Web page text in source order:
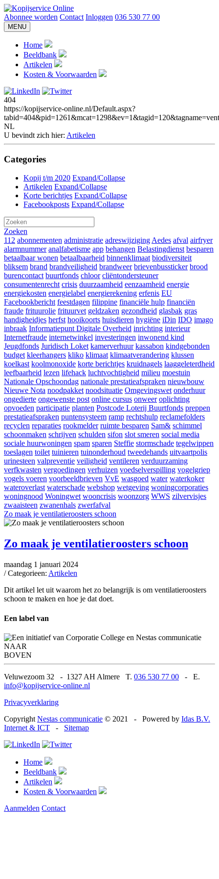
Abonnee worden Contact Inloggen 036 530 77 00
MENU
Home
Beeldbank
Artikelen
Kosten & Voorwaarden
404
https://kopijservice-online.nl/Default.aspx?
NL
U bevindt zich hier: Artikelen
Categories
Kopij t/m 2020 Expand/Collapse
Artikelen Expand/Collapse
Korte berichtjes Expand/Collapse
Facebookposts Expand/Collapse
Zoeken
112 abonnementen administratie adreswijzigingAedes afval airfryer
alarmnummer analfabetisme app behangen Belastingdienst besparen
betaalbaar wonen betaalbaarheid binnenklimaat biodiversiteit
bliksem brand brandveiligheid brandweer brievenbussticker brood
burencontact buurtfonds chloor cliëntondersteuner
consumentenrecht crisis duurzaamheid eenzaamheid energie
energiekosten energielabel energierekening erfenis EU
Facebookbericht feestdagen filippine financiële hulp financiën
fraude frituurolie frituurvet geldzaken gezondheid glasbak gras
handigheidjes herfst hooikoorts huisdieren hygiëne iDin IDO imago
inbraak Informatiepunt Digitale Overheid inrichting interieur
Internetfraude internetwinkel investeringen inwonend kind
Jeugdfonds Juridisch Loket kamerverhuur kassabon kindgebonden
budget kleerhangers kliko klimaat klimaatverandering klussen
koelkast koolmonoxide korte berichtjes kruidnagels laaggeleterdheid
leefbaarheid lezen lifehack luchtvochtigheid milieu moestuin
Nationale Opschoondag nationale prestatieafspraken nieuwbouw
Nieuwe Nota noodpakket noodsituatie Omgevingswet onderhuur
ongedierte ongewenste post online cursus onweer oplichting
opvoeden participatie planten Postcode Loterij Buurtfonds preppen
prestatieafspraken puntensysteem ramp rechtshulp reclamefolders
recyclen reparaties rookmelder ruimte besparen Sam& schimmel
schoonmaken schrijven schulden sifon slot smeren social media
sociale huurwoningen spam sparen Steffie stormschade tegelwippen
toeslagen toilet tuinieren tuinonderhoud tweedehands uitvaartpolis
urinesteen valpreventie veiligheid ventileren verduurzaming
verfkwasten vergoedingen verhuizen voedselverspilling vogelgriep
vogels voeren voorbeeldbrieven VvE wasgoed water waterkoker
wateroverlast waterschade webshop wetgeving woningcorporaties
woningnood Woningwet wooncrisis woonzorg WWS zilvervisjes
zwaaisteen zwanenhals zwerfafval
Zo maak je ventilatieroosters schoon
Zo maak je ventilatieroosters schoon
maandag 1 januari 2024
/ Categorieen: Artikelen
Dit artikel let uit waarom het zo belangrijk is om ventilatieroosters
schoon te maken en hoe je dat doet.
Een label van
NAAR
BOVEN
Veluwezoom 32 - 1327 AH Almere T. 036 530 77 00 - E.
info@kopijservice-online.nl
Privacyverklaring
Copyright Nestas communicatie © 2021 - Powered by Idas B.V.
Internet & ICT
- Sitemap
Home
Beeldbank
Artikelen
Kosten & Voorwaarden
Aanmelden Contact